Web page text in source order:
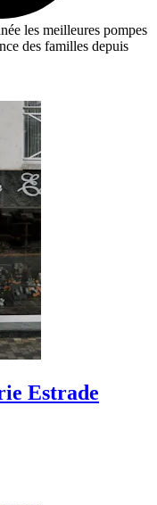
les meilleures pompes
des familles depuis
Estrade